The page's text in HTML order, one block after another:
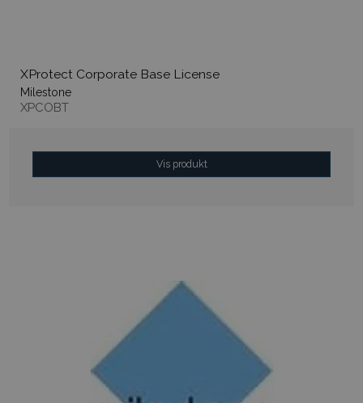
XProtect Corporate Base License
Milestone
XPCOBT
Vis produkt